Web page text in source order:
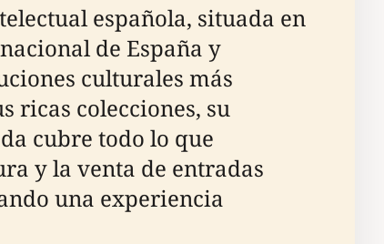
española, situada en
de España y
culturales más
ricas colecciones, su
cubre todo lo que
y la venta de entradas
una experiencia